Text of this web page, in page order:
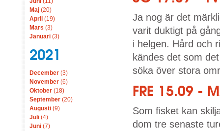
Maj (20)
April (19)
Mars (3)
Januari (3)
2021
December (3)
November (6)
Oktober (18)
September (20)
Augusti (9)
Juli (4)
Juni (7)
Ja nog är det
varit duktigt på
i helgen. Hård och
kändes det som
söka över stora
FRE 15.09 -
Som fisket kan
dom tre senaste